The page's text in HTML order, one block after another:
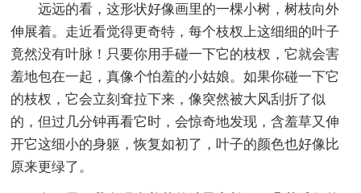
远远的看，这形状好像画里的一棵小树，树枝向外
伸展着。走近看觉得更奇特，每个枝杈上这细细的叶子
竟然没有叶脉！只要你用手碰一下它的枝杈，它就会害
羞地包在一起，真像个怕羞的小姑娘。如果你碰一下它
的枝杈，它会立刻耷拉下来，像突然被大风刮折了似
的，但过几分钟再看它时，会惊奇地发现，含羞草又伸
开它这细小的身躯，恢复如初了，叶子的颜色也好像比
原来更绿了。